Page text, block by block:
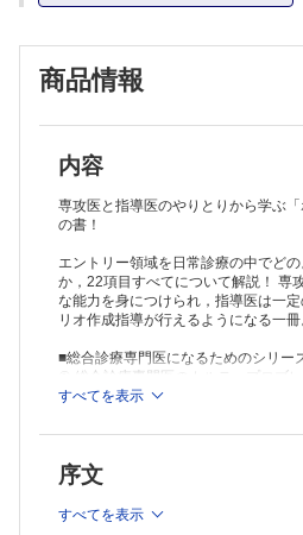
症例3 統合的なケア
患者さんがちっとも言うことを聞きま
症例5 地域での疾病予防とヘルスプロ
コミュニケーション患者さんの家族が
症例6-2 診療に関する一般的な能力
EBM
診療ガイドラインには治療が推奨され
医師がそこまでやる必要があるんだ
症例7-2 生涯学習
どうしたら総合診療医として成長で
症例8-1 組織・制度・運営に関する
専攻医でもPDSA サイクルを回せる？
症例8-2 組織・制度・運営に関する
私たちの施設でも看取りをやっていき
診療所で初期研修の指導を任された
症例10 研究
喫煙する外来患者のうち禁煙に興味の
症例11 個人への健康増進と疾病予防
商品情報
内容
専攻医と指導医のやりとりから学ぶ「
の書！
エントリー領域を日常診療の中でど
か，22項目すべてについて解説！ 専
な能力を身につけられ，指導医は一
リオ作成指導が行えるようになる一冊
■総合診療専門医になるためのシリー
総合診療専門医のカルテ－プロブ
際
④総合診療専門研修の手引き 何をど
すべてを表示
序文
すべてを表示